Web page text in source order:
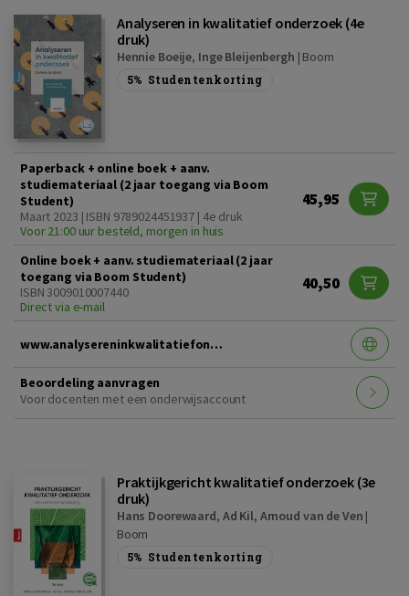
Analyseren in kwalitatief onderzoek (4e
druk)
Hennie Boeije, Inge Bleijenbergh | Boom
5% Studentenkorting
Paperback + online boek + aanv.
studiemateriaal (2 jaar toegang via Boom
Student)
Maart 2023 | ISBN 9789024451937 | 4e druk
Voor 21:00 uur besteld, morgen in huis
45,95
Online boek + aanv. studiemateriaal (2 jaar
toegang via Boom Student)
ISBN 3009010007440
Direct via e-mail
40,50
www.analysereninkwalitatiefonderzoek4edruk.nl
Beoordeling aanvragen
Voor docenten met een onderwijsaccount
Praktijkgericht kwalitatief onderzoek (3e
druk)
Hans Doorewaard, Ad Kil, Arnoud van de Ven |
Boom
5% Studentenkorting